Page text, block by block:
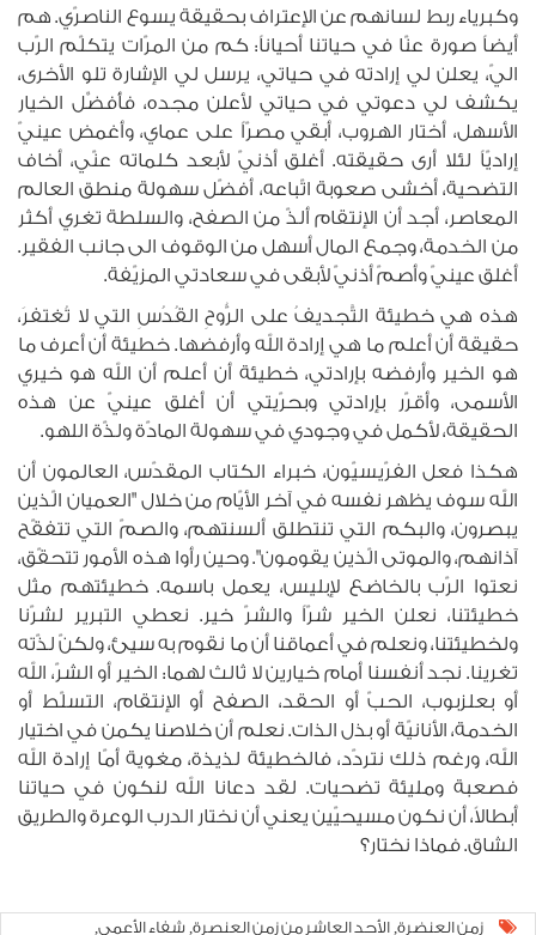
وكبرياء ربط لسانهم عن الإعتراف بحقيقة يسوع الناصرّي. هم
أيضاً صورة عنّا في حياتنا أحياناً: كم من المرّات يتكلّم الرّب
اليّ، يعلن لي إرادته في حياتي، يرسل لي الإشارة تلو الأخرى،
يكشف لي دعوتي في حياتي لأعلن مجده، فأُفضِّل الخيار
الأسهل، أختار الهروب، أبقي مصرّاً على عماي، وأغمض عينيّ
إراديّاً لئلا أرى حقيقته. أغلق أذنيّ لأبعد كلماته عنّي، أخاف
التضحية، أخشى صعوبة اتّباعه، أفضّل سهولة منطق العالم
المعاصر، أجد أن الإنتقام ألذّ من الصفح، والسلطة تغري أكثر
من الخدمة، وجمع المال أسهل من الوقوف الى جانب الفقير.
أغلق عينيّ وأصمّ أذنيّ لأبقى في سعادتي المزيّفة.
هذه هي خطيئة التَّجديفُ على الرُّوحِ القُدُسِ التي لا تُغتفرَ،
حقيقة أن أعلم ما هي إرادة الله وأرفضها. خطيئة أن أعرف ما
هو الخير وأرفضه بإرادتي، خطيئة أن أعلم أن الله هو خيري
الأسمى، وأقرّر بإرادتي وبحرّيتي أن أغلق عينيّ عن هذه
الحقيقة، لأكمل في وجودي في سهولة المادّة ولذّة اللهو.
هكذا فعل الفرّيسيّون، خبراء الكتاب المقدّس، العالمون أن
الله سوف يظهر نفسه في آخر الأيّام من خلال "العميان الّذين
يبصرون، والبكم التي تنتطلق ألسنتهم، والصمّ التي تتفقّح
آذانهم، والموتى الّذين يقومون". وحين رأوا هذه الأمور تتحقّق،
نعتوا الرّب بالخاضع لإبليس، يعمل باسمه. خطيئتهم مثل
خطيئتنا، نعلن الخير شرّاً والشرّ خير. نعطي التبرير لشرّنا
ولخطيئتنا، ونعلم في أعماقنا أن ما نقوم به سيئ، ولكنّ لذّته
تغرينا. نجد أنفسنا أمام خيارين لا ثالث لهما: الخير أو الشرّ، الله
أو بعلزبوب، الحبّ أو الحقد، الصفح أو الإنتقام، التسلّط أو
الخدمة، الأنانيّة أو بذل الذات. نعلم أن خلاصنا يكمن في اختيار
الله، ورغم ذلك نتردّد، فالخطيئة لذيذة، مغوية أمّا إرادة الله
فصعبة ومليئة تضحيات. لقد دعانا الله لنكون في حياتنا
أبطالاً، أن نكون مسيحيّين يعني أن نختار الدرب الوعرة والطريق
الشاق. فماذا نختار؟
زمن العنضرة, الأحد العاشر من زمن العنصرة, شفاء الأعمى,